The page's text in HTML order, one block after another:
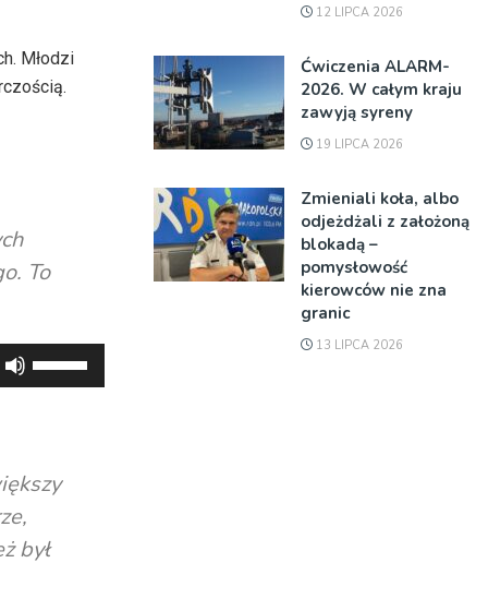
Młodzi
To
strzałek
aby
był
12 LIPCA 2026
Ćwiczenia ALARM-
2026. W całym kraju
zawyją syreny
19 LIPCA 2026
Zmieniali koła, albo
odjeżdżali z założoną
blokadą –
pomysłowość
kierowców nie zna
granic
13 LIPCA 2026